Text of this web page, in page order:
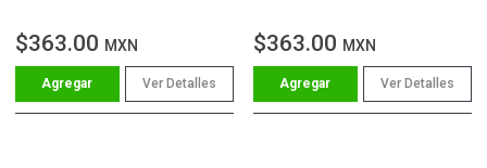
$363.00 MXN
Ver Detalles
$363.00 MXN
Ver Detalles